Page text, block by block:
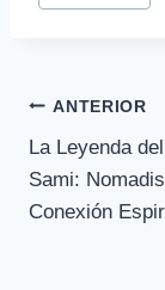
de
ANTERIOR
La Leyenda
Sami:
Conexión